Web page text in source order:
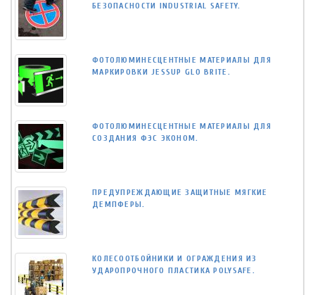
БЕЗОПАСНОСТИ INDUSTRIAL SAFETY.
ФОТОЛЮМИНЕСЦЕНТНЫЕ МАТЕРИАЛЫ ДЛЯ
МАРКИРОВКИ JESSUP GLO BRITE.
ФОТОЛЮМИНЕСЦЕНТНЫЕ МАТЕРИАЛЫ ДЛЯ
СОЗДАНИЯ ФЭС ЭКОНОМ.
ПРЕДУПРЕЖДАЮЩИЕ ЗАЩИТНЫЕ МЯГКИЕ
ДЕМПФЕРЫ.
КОЛЕСООТБОЙНИКИ И ОГРАЖДЕНИЯ ИЗ
УДАРОПРОЧНОГО ПЛАСТИКА POLYSAFE.